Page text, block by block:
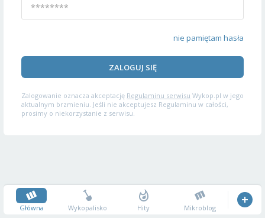
nie pamiętam hasła
ZALOGUJ SIĘ
Zalogowanie oznacza akceptację Regulaminu serwisu Wykop.pl w jego
aktualnym brzmieniu. Jeśli nie akceptujesz Regulaminu w całości,
prosimy o niekorzystanie z serwisu.
Główna Wykopalisko Hity Mikroblog